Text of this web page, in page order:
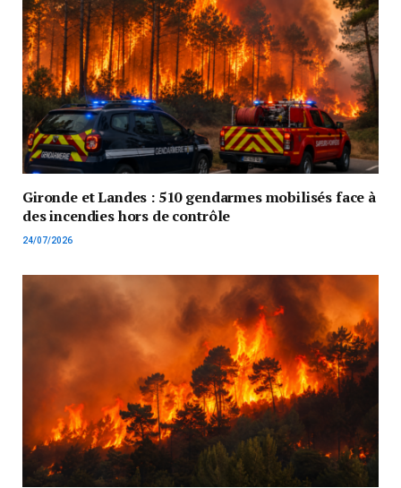
Gironde et Landes : 510 gendarmes mobilisés face à
des incendies hors de contrôle
24/07/2026